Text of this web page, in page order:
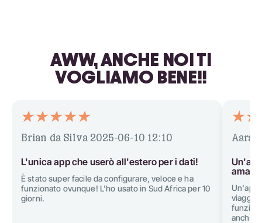
AWW, ANCHE NOI TI
VOGLIAMO BENE!!
Brian da Silva 2025-06-10 12:10
L'unica app che userò all'estero per i dati!
È stato super facile da configurare, veloce e ha
funzionato ovunque! L'ho usato in Sud Africa per 10
giorni.
Aarav
Un'app
anche